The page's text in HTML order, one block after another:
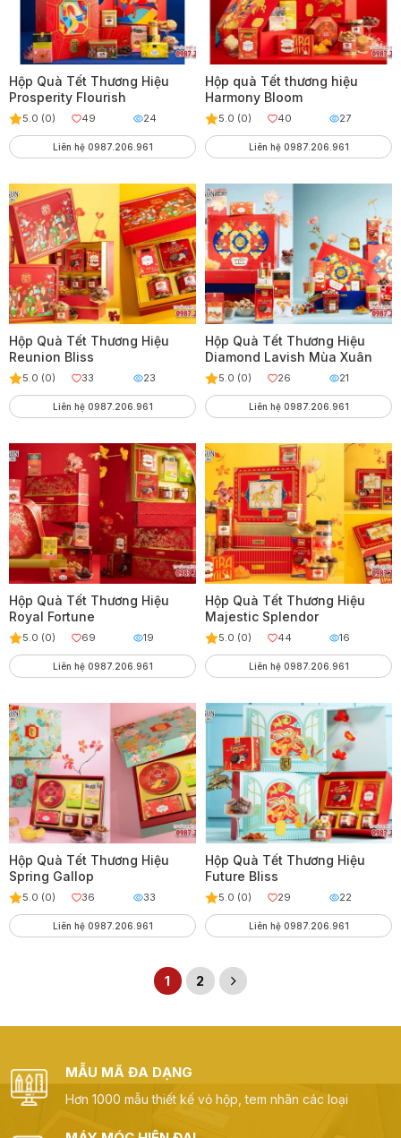
Hộp Quà Tết Thương Hiệu
Prosperity Flourish
5.0 (0) 49 24
Liên hệ 0987.206.961
Hộp quà Tết thương hiệu
Harmony Bloom
5.0 (0) 40 27
Liên hệ 0987.206.961
Hộp Quà Tết Thương Hiệu
Reunion Bliss
5.0 (0) 33 23
Liên hệ 0987.206.961
Hộp Quà Tết Thương Hiệu
Diamond Lavish Mùa Xuân
5.0 (0) 26 21
Liên hệ 0987.206.961
Hộp Quà Tết Thương Hiệu
Royal Fortune
5.0 (0) 69 19
Liên hệ 0987.206.961
Hộp Quà Tết Thương Hiệu
Majestic Splendor
5.0 (0) 44 16
Liên hệ 0987.206.961
Hộp Quà Tết Thương Hiệu
Spring Gallop
5.0 (0) 36 33
Liên hệ 0987.206.961
Hộp Quà Tết Thương Hiệu
Future Bliss
5.0 (0) 29 22
Liên hệ 0987.206.961
1 2
MẪU MÃ ĐA DẠNG
Hơn 1000 mẫu thiết kế vỏ hộp, tem nhãn các loại